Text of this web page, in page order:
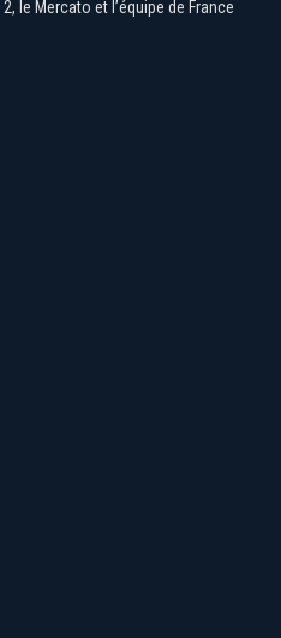
le Mercato et l’équipe de France